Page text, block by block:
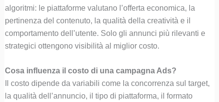
algoritmi: le piattaforme valutano l’offerta economica, la
pertinenza del contenuto, la qualità della creatività e il
comportamento dell’utente. Solo gli annunci più rilevanti e
strategici ottengono visibilità al miglior costo.
Cosa influenza il costo di una campagna Ads?
Il costo dipende da variabili come la concorrenza sul target,
la qualità dell’annuncio, il tipo di piattaforma, il formato